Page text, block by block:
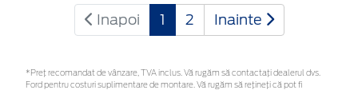
Inapoi 1 2 Inainte
*Preţ recomandat de vânzare, TVA inclus. Vă rugăm să contactaţi dealerul dvs.
Ford pentru costuri suplimentare de montare. Vă rugăm să rețineți că pot fi